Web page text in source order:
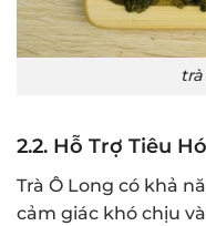
2.2. Hỗ Trợ Tiêu
Trà Ô Long có khả
cảm giác khó chịu